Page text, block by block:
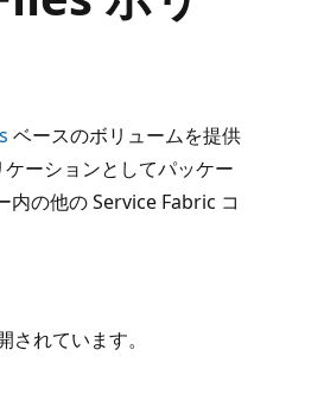
ベースのボリュームを提供
ーションとしてパッケー
内の他の Service Fabric コ
れています。